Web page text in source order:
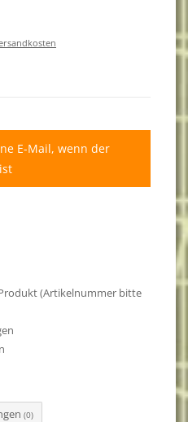
E-Mail, wenn der
(Artikelnummer bitte
(0)